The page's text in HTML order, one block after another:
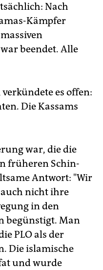
Nach
Kämpfer
beendet. Alle
es offen:
Die Kassams
war, die die
früheren Schin-
Antwort: "Wir
nicht ihre
in den
begünstigt. Man
PLO als der
Die islamische
und wurde